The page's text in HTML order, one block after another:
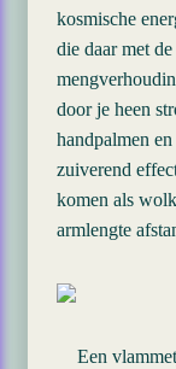
kosmische
die daar met
door je heen
handpalmen
zuiverend
komen als
armlengte
Een